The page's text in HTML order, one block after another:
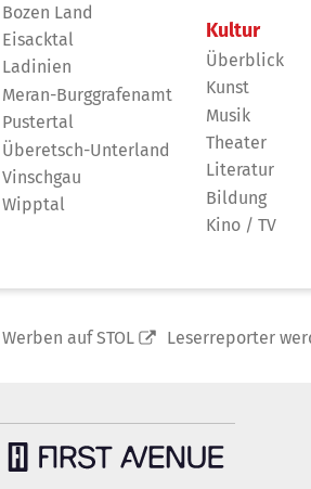
Bozen Land
Eisacktal
Ladinien
Meran-Burggrafenamt
Pustertal
Überetsch-Unterland
Vinschgau
Wipptal
Kultur
Überblick
Kunst
Musik
Theater
Literatur
Bildung
Kino / TV
Werben auf STOL Leserreporter